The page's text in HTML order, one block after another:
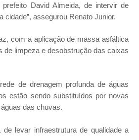
David Almeida, de intervir de
assegurou Renato Junior.
com a aplicação de massa asfáltica
de limpeza e desobstrução das caixas
de drenagem profunda de águas
estão sendo substituídos por novas
das chuvas.
levar infraestrutura de qualidade a